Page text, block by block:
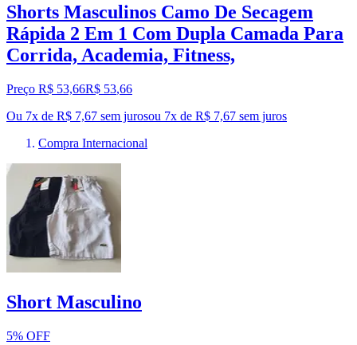
Shorts Masculinos Camo De Secagem
Rápida 2 Em 1 Com Dupla Camada Para
Corrida, Academia, Fitness,
Preço R$ 53,66R$ 53,66
Ou 7x de R$ 7,67 sem jurosou 7x de R$ 7,67 sem juros
Compra Internacional
Short Masculino
5% OFF